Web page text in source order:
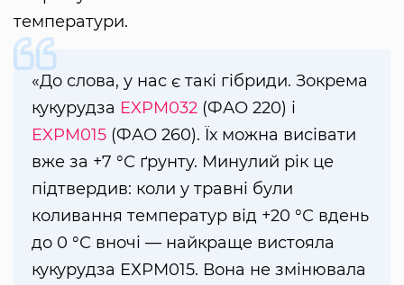
температури.
«До слова, у нас є такі гібриди. Зокрема
кукурудза EXPM032 (ФАО 220) і
EXPM015 (ФАО 260). Їх можна висівати
вже за +7 °С ґрунту. Минулий рік це
підтвердив: коли у травні були
коливання температур від +20 °С вдень
до 0 °С вночі — найкраще вистояла
кукурудза ЕХРМ015. Вона не змінювала